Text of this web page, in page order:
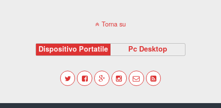
Torna su
Dispositivo Portatile Pc Desktop